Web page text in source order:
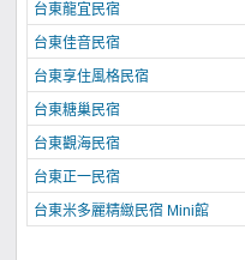
台東龍宜民宿
台東佳音民宿
台東享住風格民宿
台東糖巢民宿
台東觀海民宿
台東正一民宿
台東米多麗精緻民宿 Mini館